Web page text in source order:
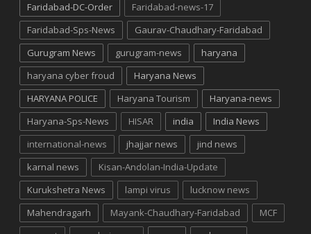
Faridabad-DC-Order
Faridabad-news-17
Faridabad-Sps-News
Gaurav-Chaudhary-Faridabad
Gurugram News
gurugram-news
haryana
haryana cyber froud
Haryana News
HARYANA POLICE
Haryana Tourism
Haryana-news
Haryana-Sps-News
HISAR india
India News
international-news
jhajjar news
jind news
karnal news
Kisan-Andolan-India-Update
Kurukshetra News
lampi virus
lucknow news
Mahendragarh
Mayank-Chaudhary-Faridabad
MCF